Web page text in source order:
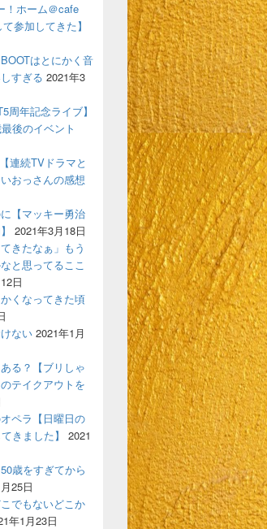
！ホーム＠cafe
参加してきた】
はとにかく音
すぎる 2021年3
周年記念ライブ】
後のイベント
連続TVドラマと
おっさんの感想
【マッキー勇治
2021年3月18日
きたなぁ」もう
と思ってるここ
日
くなってきた頃
ない 2021年1月
る？【ブリしゃ
テイクアウトを
ペラ【日曜日の
きました】
2021
歳をすぎてから
25日
でもないどこか
年1月23日